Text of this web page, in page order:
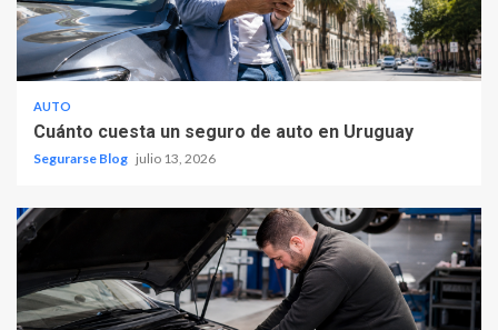
AUTO
Cuánto cuesta un seguro de auto en Uruguay
Segurarse Blog julio 13, 2026